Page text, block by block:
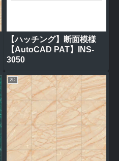
【ハッチング】断面模様
【AutoCAD PAT】INS-
3050
2D